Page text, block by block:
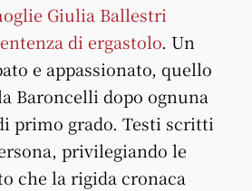
Giulia Ballestri
di ergastolo. Un
e appassionato, quello
Baroncelli dopo ognuna
primo grado. Testi scritti
privilegiando le
che la rigida cronaca